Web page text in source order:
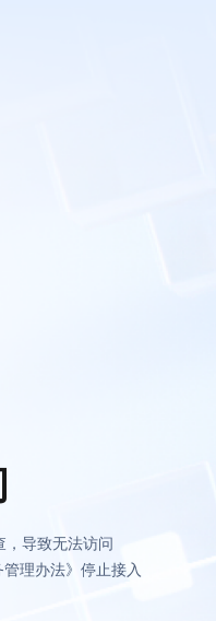
导致无法访问
理办法》停止接入